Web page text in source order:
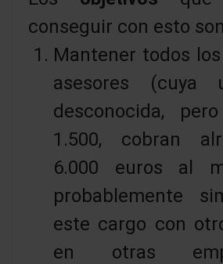
conseguir con esto
Mantener todos
asesores (cuya
desconocida,
1.500, cobran
6.000 euros al
probablemente
este cargo con
en otras